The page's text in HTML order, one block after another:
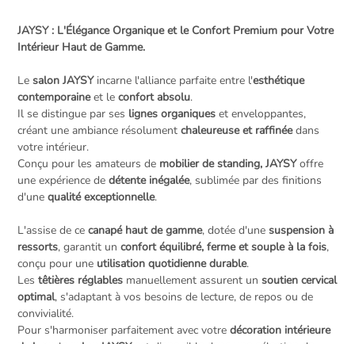
JAYSY : L'Élégance Organique et le Confort Premium pour Votre
Intérieur Haut de Gamme.
Lesalon JAYSYincarne l'alliance parfaite entre l'esthétique
contemporaineet leconfort absolu.
Il se distingue par ses lignes organiques et enveloppantes,
créant une ambiance résolumentchaleureuse et raffinéedans
votre intérieur.
Conçu pour les amateurs de mobilier de standing, JAYSYoffre
une expérience de détente inégalée, sublimée par des finitions
d'unequalité exceptionnelle.
L'assise de cecanapé haut de gamme, dotée d'unesuspension à
ressorts, garantit unconfort équilibré, ferme et souple à la fois,
conçu pour une utilisation quotidienne durable.
Les têtières réglables manuellement assurent unsoutien cervical
optimal, s'adaptant à vos besoins de lecture, de repos ou de
convivialité.
Pour s'harmoniser parfaitement avec votredécoration intérieure